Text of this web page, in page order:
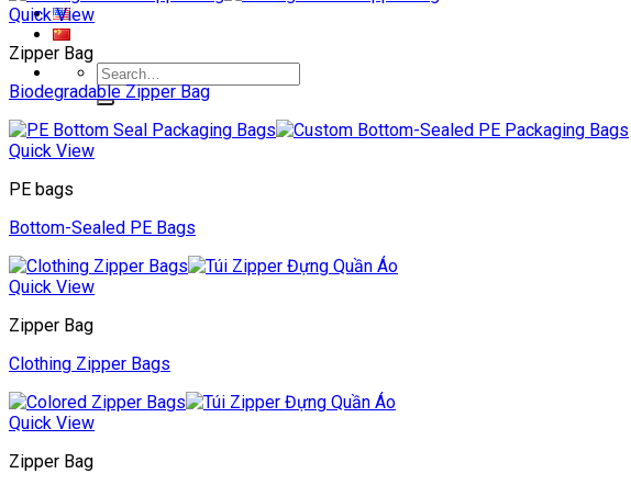
Search
for:
Quick View
Zipper Bag
Biodegradable Zipper Bag
Quick View
PE bags
Bottom-Sealed PE Bags
Quick View
Zipper Bag
Clothing Zipper Bags
Quick View
Zipper Bag